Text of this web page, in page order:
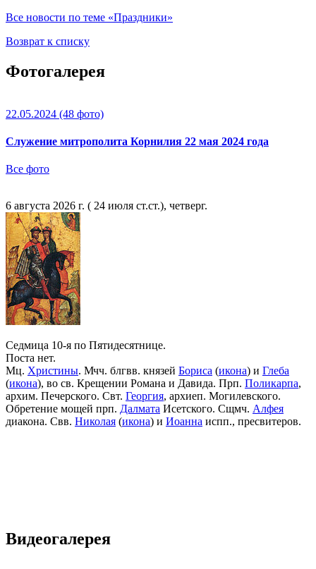
Все новости по теме «Праздники»
Возврат к списку
Фотогалерея
22.05.2024 (48 фото)
Служение митрополита Корнилия 22 мая 2024 года
Все фото
6 августа 2026 г. ( 24 июля ст.ст.), четверг.
Седмица 10-я по Пятидесятнице.
Поста нет.
Мц. Христины. Мчч. блгвв. князей Бориса (икона) и Глеба
(икона), во св. Крещении Романа и Давида. Прп. Поликарпа,
архим. Печерского. Свт. Георгия, архиеп. Могилевского.
Обретение мощей прп. Далмата Исетского. Сщмч. Алфея
диакона. Свв. Николая (икона) и Иоанна испп., пресвитеров.
Видеогалерея